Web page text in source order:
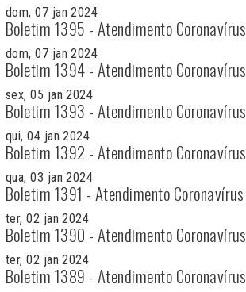
dom, 07 jan 2024
Boletim 1395 - Atendimento Coronavírus
dom, 07 jan 2024
Boletim 1394 - Atendimento Coronavírus
sex, 05 jan 2024
Boletim 1393 - Atendimento Coronavírus
qui, 04 jan 2024
Boletim 1392 - Atendimento Coronavírus
qua, 03 jan 2024
Boletim 1391 - Atendimento Coronavírus
ter, 02 jan 2024
Boletim 1390 - Atendimento Coronavírus
ter, 02 jan 2024
Boletim 1389 - Atendimento Coronavírus